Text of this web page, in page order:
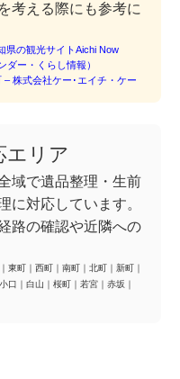
考える際にも参考に
県の観光サイトAichi Now
ダー・くらし情報）
株式会社ケー･エイチ・ケー
エリア
域で遺品整理・生前
に対応しています。
路の確認や近隣への
｜ 東町 ｜ 西町 ｜ 南町 ｜ 北町 ｜ 新町 ｜
小口 ｜ 白山 ｜ 桜町 ｜ 若宮 ｜ 赤坂 ｜